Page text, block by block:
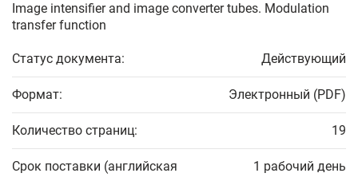
Image intensifier and image converter tubes. Modulation
transfer function
Статус документа: Действующий
Формат: Электронный (PDF)
Количество страниц: 19
Срок поставки (английская
1 рабочий день